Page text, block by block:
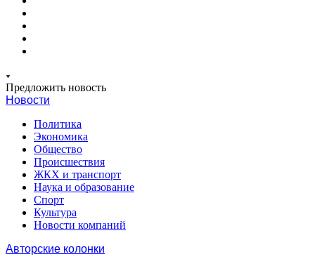
Предложить новость
Новости
Политика
Экономика
Общество
Происшествия
ЖКХ и транспорт
Наука и образование
Спорт
Культура
Новости компаний
Авторские колонки